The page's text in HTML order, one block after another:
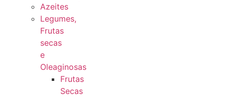
Azeites
Legumes,
Frutas
secas
e
Oleaginosas
Frutas
Secas